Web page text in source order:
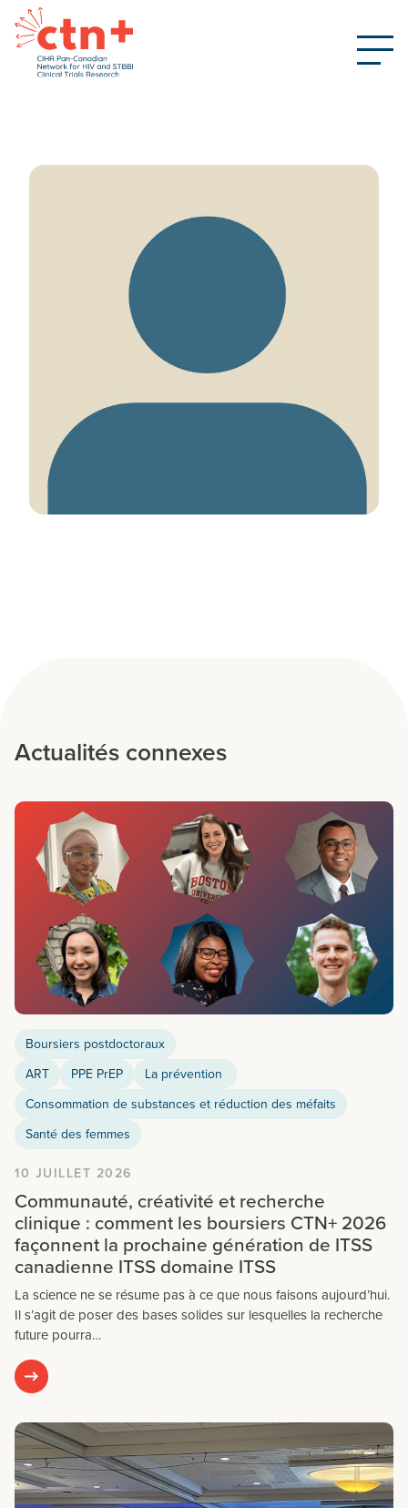
Connie Kim
BOURSIER POSTDOCTORAL DU CTN (2014-16)
Actualités connexes
Boursiers postdoctoraux
ART
PPE PrEP
La prévention
Consommation de substances et réduction des méfaits
Santé des femmes
10 JUILLET 2026
Communauté, créativité et recherche
clinique : comment les boursiers CTN+ 2026
façonnent la prochaine génération de ITSS
canadienne ITSS domaine ITSS
La science ne se résume pas à ce que nous faisons aujourd’hui.
Il s’agit de poser des bases solides sur lesquelles la recherche
future pourra…